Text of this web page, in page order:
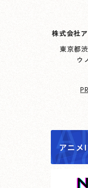
株式会社
東京都
ウ